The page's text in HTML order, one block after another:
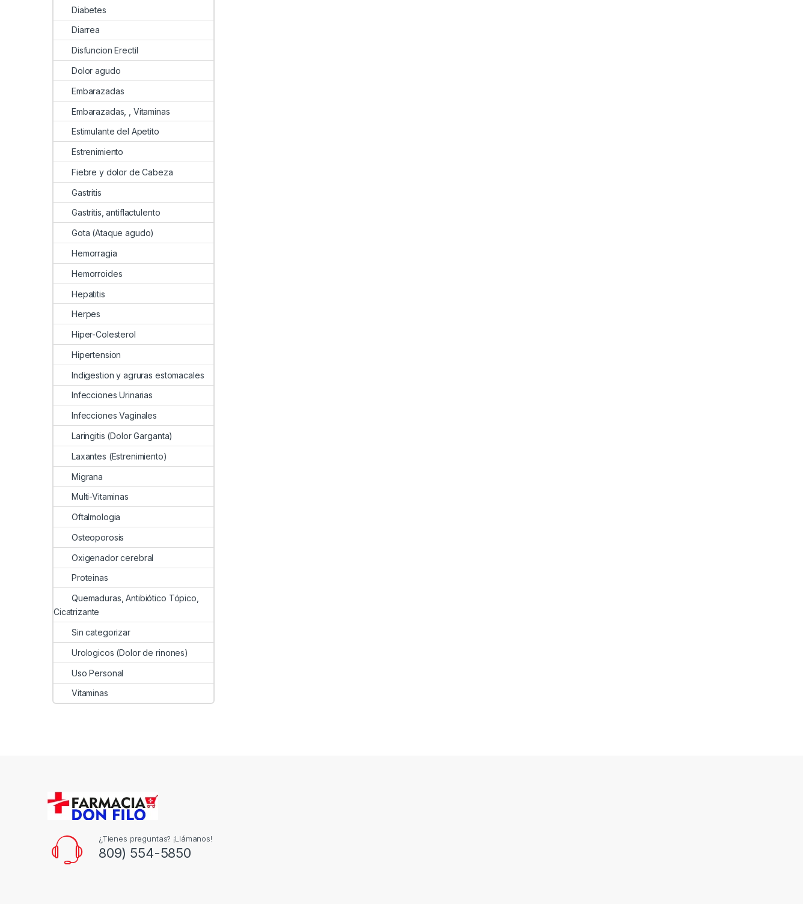
Diabetes
Diarrea
Disfuncion Erectil
Dolor agudo
Embarazadas
Embarazadas, , Vitaminas
Estimulante del Apetito
Estrenimiento
Fiebre y dolor de Cabeza
Gastritis
Gastritis, antiflactulento
Gota (Ataque agudo)
Hemorragia
Hemorroides
Hepatitis
Herpes
Hiper-Colesterol
Hipertension
Indigestion y agruras estomacales
Infecciones Urinarias
Infecciones Vaginales
Laringitis (Dolor Garganta)
Laxantes (Estrenimiento)
Migrana
Multi-Vitaminas
Oftalmologia
Osteoporosis
Oxigenador cerebral
Proteinas
Quemaduras, Antibiótico Tópico,
Cicatrizante
Sin categorizar
Urologicos (Dolor de rinones)
Uso Personal
Vitaminas
¿Tienes preguntas? ¡Llámanos!
809) 554-5850